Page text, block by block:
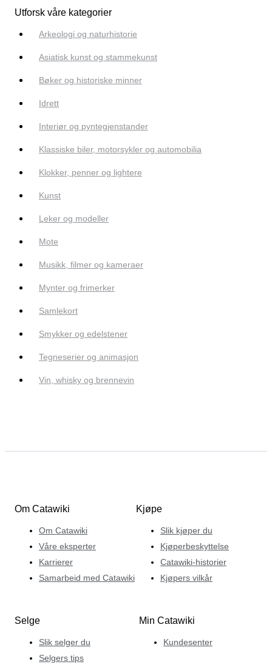
Utforsk våre kategorier
Arkeologi og naturhistorie
Asiatisk kunst og stammekunst
Bøker og historiske minner
Idrett
Interiør og pyntegjenstander
Klassiske biler, motorsykler og automobilia
Klokker, penner og lightere
Kunst
Leker og modeller
Mote
Musikk, filmer og kameraer
Mynter og frimerker
Samlekort
Smykker og edelstener
Tegneserier og animasjon
Vin, whisky og brennevin
Om Catawiki
Om Catawiki
Våre eksperter
Karrierer
Samarbeid med Catawiki
Kjøpe
Slik kjøper du
Kjøperbeskyttelse
Catawiki-historier
Kjøpers vilkår
Selge
Slik selger du
Selgers tips
Min Catawiki
Kundesenter